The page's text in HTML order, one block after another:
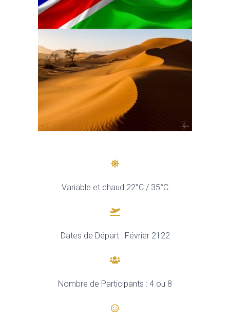
Variable et chaud 22°C / 35°C
Dates de Départ : Février 2122
Nombre de Participants : 4 ou 8